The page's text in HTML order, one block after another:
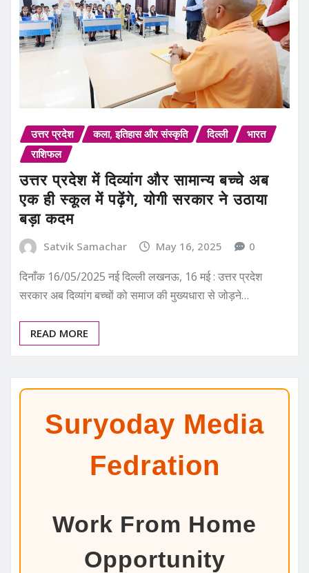
उत्तर प्रदेश कला, इतिहास और संस्कृति दिल्ली
भारत
राशिफल
उत्तर प्रदेश में दिव्यांग और सामान्य बच्चे अब
एक ही स्कूल में पढ़ेंगे, योगी सरकार ने उठाया
बड़ा कदम
Satvik Samachar May 16, 2025 0
दिनाँक 16/05/2025 नई दिल्ली लखनऊ, 16 मई : उत्तर प्रदेश
सरकार अब दिव्यांग बच्चों को समाज की मुख्यधारा से जोड़ने…
READ MORE
Suryoday Media
Fedration
Work From Home
Opportunity